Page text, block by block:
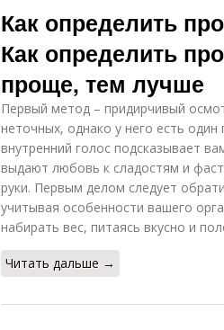
Как определить
Как определить
проще, тем лучше
Первый метод – придирчивый
неточных, однако у него есть
внутренний голос подсказывает
выдают любовь к сладостям и
руки. Первым делом следует
учитывая особенности вашего
набирать вес, питаясь вкусно и
Читать дальше →